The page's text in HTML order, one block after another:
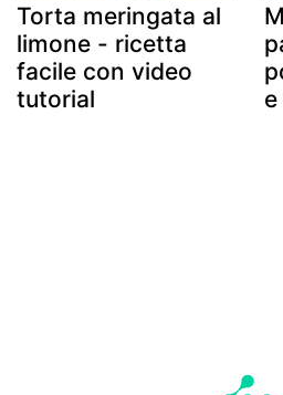
Torta meringata al
limone - ricetta
facile con video
tutorial